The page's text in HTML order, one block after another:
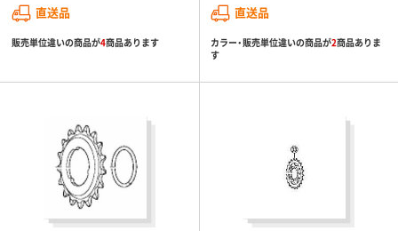
直送品
販売単位違いの商品が4商品あります
直送品
カラー・販売単位違いの商品が2商品ありま
す